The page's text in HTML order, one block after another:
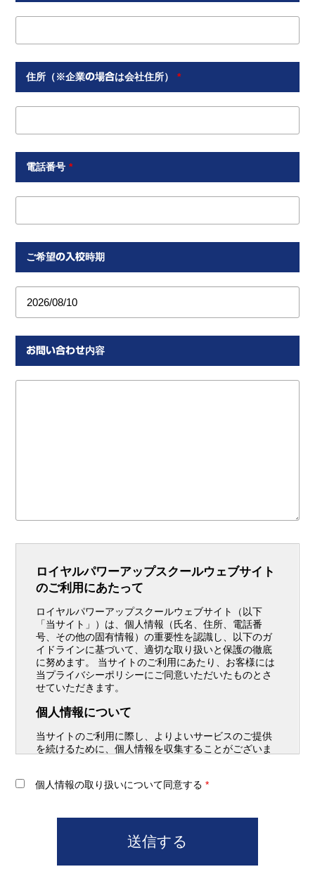
住所（※企業の場合は会社住所）*
電話番号*
ご希望の入校時期
お問い合わせ内容
個人情報の取り扱いについて同意する*